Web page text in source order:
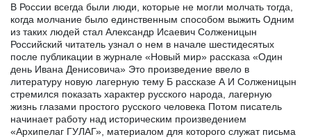
В России всегда были люди, которые не могли молчать тогда,
когда молчание было единственным способом выжить Одним
из таких людей стал Александр Исаевич Солженицын
Российский читатель узнал о нем в начале шестидесятых
после публикации в журнале «Новый мир» рассказа «Один
день Ивана Денисовича» Это произведение ввело в
литературу новую лагерную тему Б рассказе А И Солженицын
стремился показать характер русского народа, лагерную
жизнь глазами простого русского человека Потом писатель
начинает работу над историческим произведением
«Архипелаг ГУЛАГ», материалом для которого служат письма